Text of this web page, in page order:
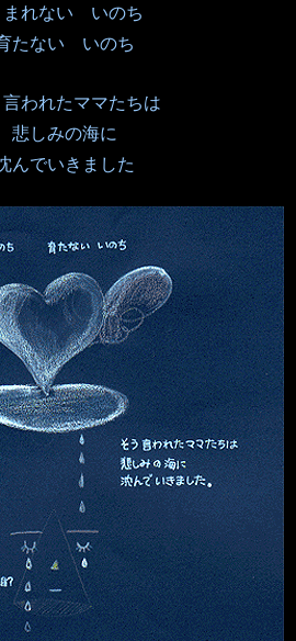
まれない いのち
たない いのち
われたママたちは
悲しみの海に
んでいきました